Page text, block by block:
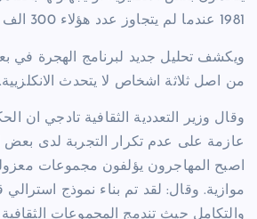
1981 عندما لم يتجاوز عدد هؤلاء 300 الف شخص.
ويكشف تحليل جديد لبرنامج الهجرة في
من اصل ثلاثة اشخاص لا يتحدث الانكلزيية.
وقال وزير التعددية الثقافية تادجي ان
عازمة على عدم تكرار التجربة لدى بعض
اصبح المهاجرون يؤلفون مجموعات
موازية. وقال: لقد تم بناء نموذج استرالي
والتكامل حيث تندمج المجموعات